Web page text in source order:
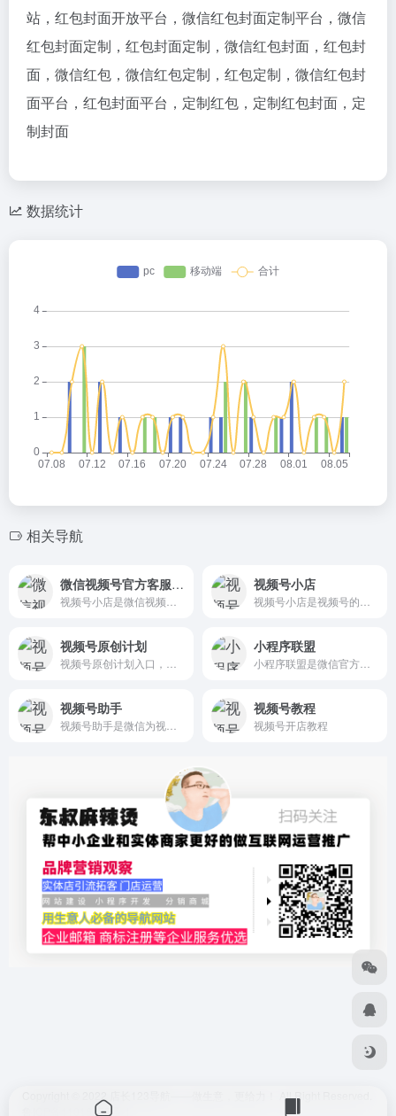
站，红包封面开放平台，微信红包封面定制平台，微信
红包封面定制，红包封面定制，微信红包封面，红包封
面，微信红包，微信红包定制，红包定制，微信红包封
面平台，红包封面平台，定制红包，定制红包封面，定
制封面
数据统计
相关导航
微信视频号官方客服，官方帮助中心 视频号小店
视频号原创计划 小程序联盟
视频号助手 视频号教程
视频号开店教程
All Right Reserved.
鲁ICP备11016875号-1